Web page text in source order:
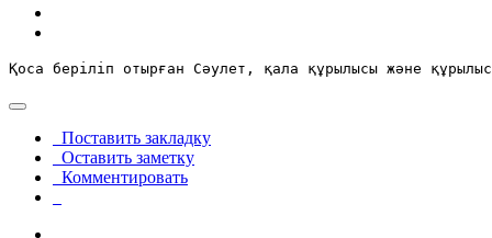
Қоса беріліп отырған Сәулет, қала құрылысы және
Поставить закладку
Оставить заметку
Комментировать